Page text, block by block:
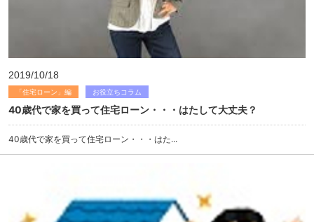
2019/10/18
「住宅ローン」編 お役立ちコラム
40歳代で家を買って住宅ローン・・・はたして大丈夫？
40歳代で家を買って住宅ローン・・・はた...